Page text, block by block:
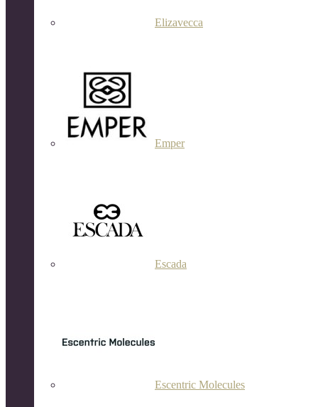
Elizavecca
Emper
Escada
Escentric Molecules